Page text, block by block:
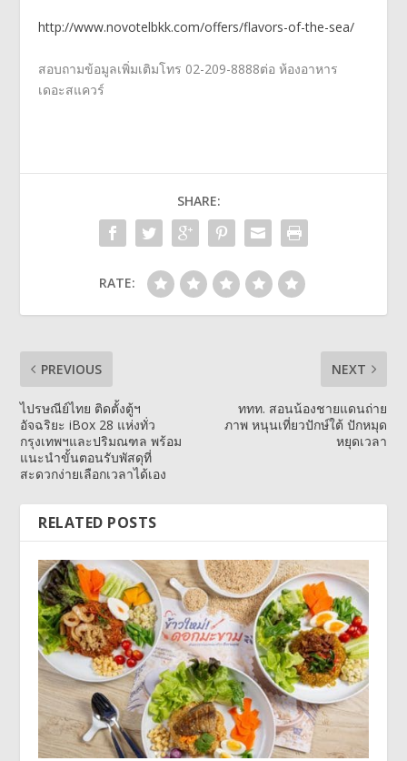
http://www.novotelbkk.com/offers/flavors-of-the-sea/
สอบถามข้อมูลเพิ่มเติมโทร 02-209-8888ต่อ ห้องอาหาร
เดอะสแควร์
SHARE:
RATE:
PREVIOUS
ไปรษณีย์ไทย ติดตั้งตู้ฯ
อัจฉริยะ iBox 28 แห่งทั่ว
กรุงเทพฯและปริมณฑล พร้อม
แนะนำขั้นตอนรับพัสดุที่
สะดวกง่ายเลือกเวลาได้เอง
NEXT
ททท. สอนน้องชายแดนถ่าย
ภาพ หนุนเที่ยวปักษ์ใต้ ปักหมุด
หยุดเวลา
RELATED POSTS